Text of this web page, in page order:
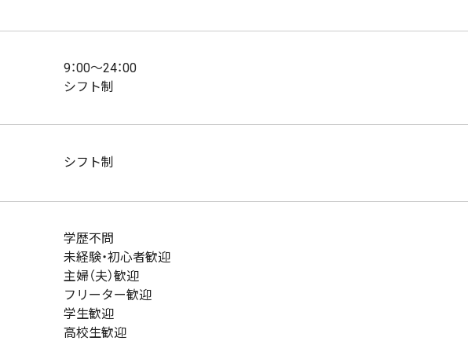
9：00～24：00
シフト制
シフト制
学歴不問
未経験・初心者歓迎
主婦（夫）歓迎
フリーター歓迎
学生歓迎
高校生歓迎